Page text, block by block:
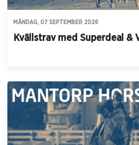
MÅNDAG, 07 SEPTEMBER 2026
Kvällstrav med Superdeal &